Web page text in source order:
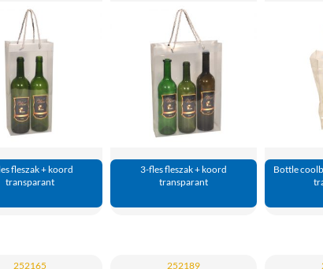
fleszak + koord
transparant
3-fles fleszak + koord
transparant
Bottle
252165 252189